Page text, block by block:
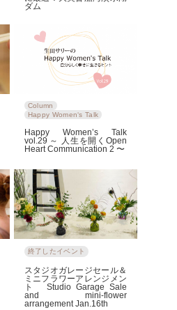
ダム
Column
Happy Women‘s Talk
Happy Women’s Talk
vol.29 ～ 人生を開くOpen
Heart Communication 2 〜
終了したイベント
スタジオガレージセール＆
ミニフラワーアレンジメン
ト Studio Garage Sale
and mini-flower
arrangement Jan.16th